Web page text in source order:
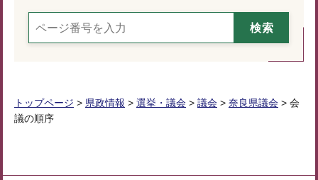
トップページ > 県政情報 > 選挙・議会 > 議会 > 奈良県議会 > 会
議の順序